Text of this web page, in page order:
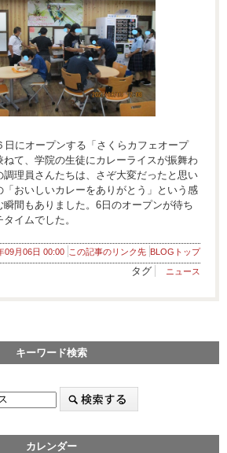
日にオープンする「さくらカフェオープ
ねて、学院の生徒にカレーライスが振舞わ
理員さんたちは、さぞ大変だったと思い
「おいしいカレーをありがとう」という感
間もありました。6日のオープンが待ち
イムでした。
09月06日 00:00 この記事のリンク先 BLOGトップ
タグ ニュース
キーワード検索
カレンダー